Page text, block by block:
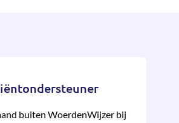
buiten WoerdenWijzer bij